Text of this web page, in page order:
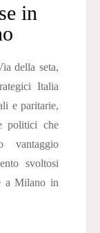
in
della seta,
Italia
e paritarie,
politici che
vantaggio
svoltosi
a Milano in